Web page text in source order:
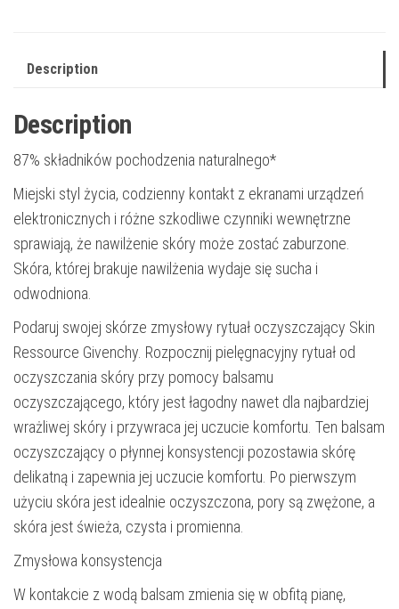
Description
Description
87% składników pochodzenia naturalnego*
Miejski styl życia, codzienny kontakt z ekranami urządzeń
elektronicznych i różne szkodliwe czynniki wewnętrzne
sprawiają, że nawilżenie skóry może zostać zaburzone.
Skóra, której brakuje nawilżenia wydaje się sucha i
odwodniona.
Podaruj swojej skórze zmysłowy rytuał oczyszczający Skin
Ressource Givenchy. Rozpocznij pielęgnacyjny rytuał od
oczyszczania skóry przy pomocy balsamu
oczyszczającego, który jest łagodny nawet dla najbardziej
wrażliwej skóry i przywraca jej uczucie komfortu. Ten balsam
oczyszczający o płynnej konsystencji pozostawia skórę
delikatną i zapewnia jej uczucie komfortu. Po pierwszym
użyciu skóra jest idealnie oczyszczona, pory są zwężone, a
skóra jest świeża, czysta i promienna.
Zmysłowa konsystencja
W kontakcie z wodą balsam zmienia się w obfitą pianę,